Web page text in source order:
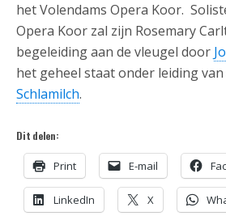
het Volendams Opera Koor.
Opera Koor zal zijn Rosemary
begeleiding aan de vleugel door
het geheel staat onder leiding
Schlamilch.
Dit delen:
Print E-mail
LinkedIn X